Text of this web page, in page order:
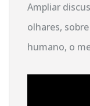
Ampliar
olhares,
humano, o